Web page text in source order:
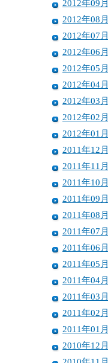
2012年09月
2012年08月
2012年07月
2012年06月
2012年05月
2012年04月
2012年03月
2012年02月
2012年01月
2011年12月
2011年11月
2011年10月
2011年09月
2011年08月
2011年07月
2011年06月
2011年05月
2011年04月
2011年03月
2011年02月
2011年01月
2010年12月